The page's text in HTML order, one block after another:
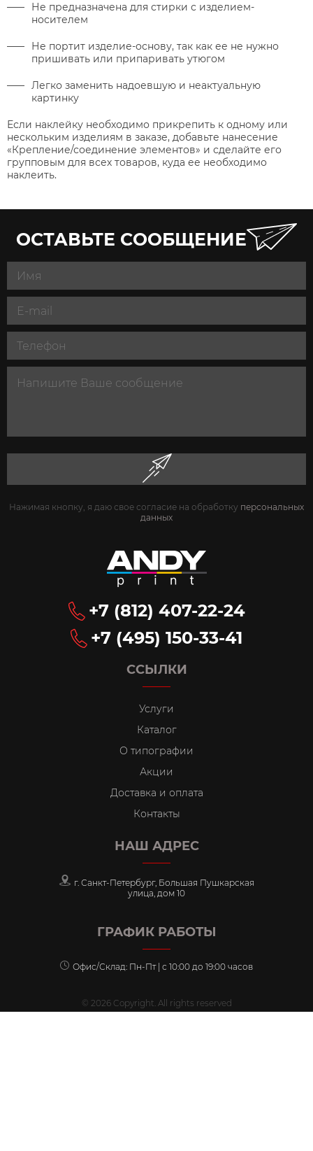
Не предназначена для стирки с изделием-
носителем
Не портит изделие-основу, так как ее не нужно
пришивать или припаривать утюгом
Легко заменить надоевшую и неактуальную
картинку
Если наклейку необходимо прикрепить к одному или
нескольким изделиям в заказе, добавьте нанесение
«Крепление/соединение элементов» и сделайте его
групповым для всех товаров, куда ее необходимо
наклеить.
ОСТАВЬТЕ СООБЩЕНИЕ
Нажимая кнопку, я даю свое согласие на обработку персональных
данных
ССЫЛКИ
Услуги
Каталог
О типографии
Акции
Доставка и оплата
Контакты
НАШ АДРЕС
г. Санкт-Петербург, Большая Пушкарская
улица, дом 10
ГРАФИК РАБОТЫ
Офис/Склад: Пн-Пт | с 10:00 до 19:00 часов
+7 (812) 407-22-24
+7 (495) 150-33-41
© 2026 Copyright. All rights reserved